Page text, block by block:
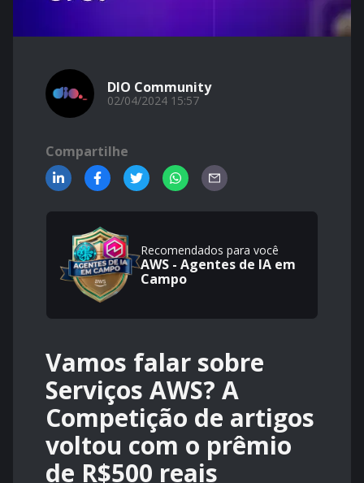
DIO Community
02/04/2024 15:57
Compartilhe
Recomendados para você
AWS - Agentes de IA em
Campo
Vamos falar sobre
Serviços AWS? A
Competição de artigos
voltou com o prêmio
de R$500 reais